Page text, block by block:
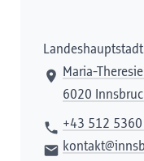
Maria-
6020
+43 512 5360